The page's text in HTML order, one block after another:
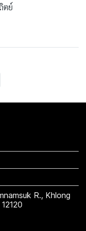
ตย์
R., Khlong